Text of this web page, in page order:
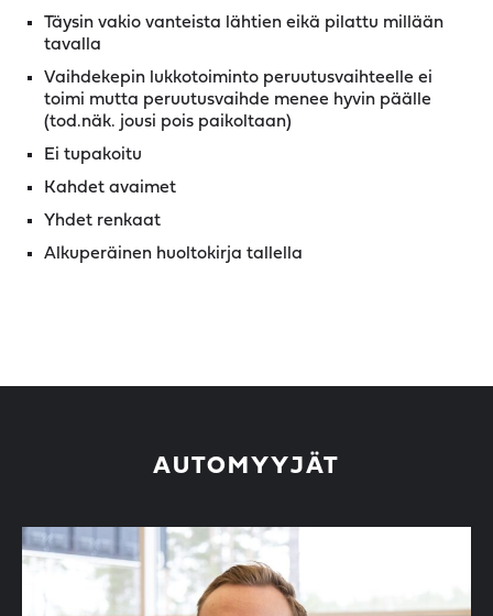
Täysin vakio vanteista lähtien eikä pilattu millään
tavalla
Vaihdekepin lukkotoiminto peruutusvaihteelle ei
toimi mutta peruutusvaihde menee hyvin päälle
(tod.näk. jousi pois paikoltaan)
Ei tupakoitu
Kahdet avaimet
Yhdet renkaat
Alkuperäinen huoltokirja tallella
AUTOMYYJÄT